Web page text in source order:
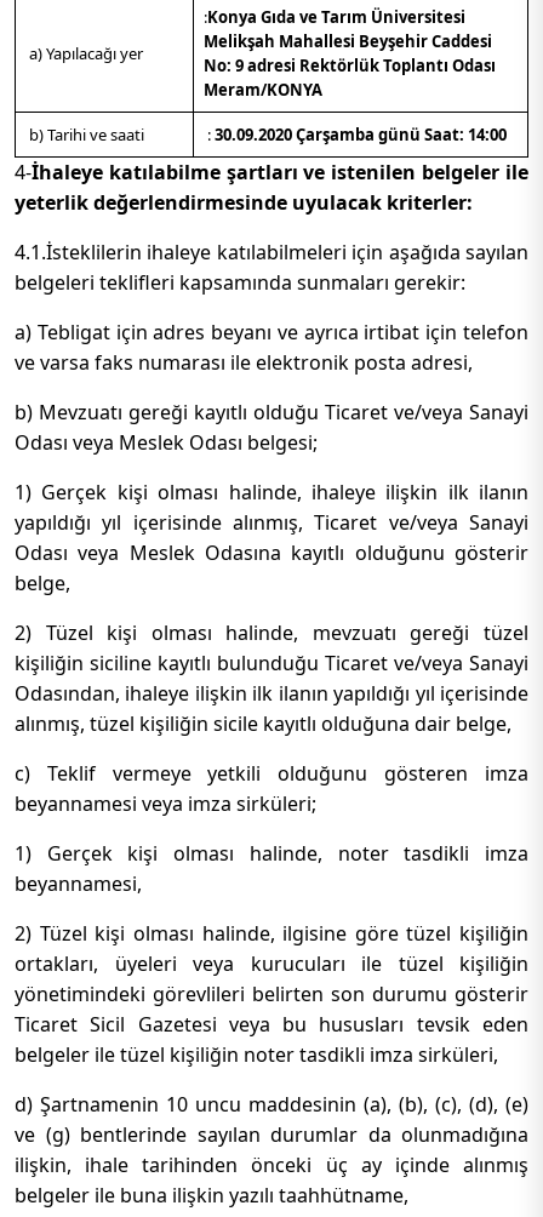
a) Yapılacağı yer
:Konya Gıda ve Tarım Üniversitesi
Melikşah Mahallesi Beyşehir Caddesi
No: 9 adresi Rektörlük Toplantı Odası
Meram/KONYA
b) Tarihi ve saati :30.09.2020 Çarşamba günü Saat: 14:00
4-İhaleye katılabilme şartları ve istenilen belgeler ile
yeterlik değerlendirmesinde uyulacak kriterler:
4.1.İsteklilerin ihaleye katılabilmeleri için aşağıda sayılan
belgeleri teklifleri kapsamında sunmaları gerekir:
a) Tebligat için adres beyanı ve ayrıca irtibat için telefon
ve varsa faks numarası ile elektronik posta adresi,
b) Mevzuatı gereği kayıtlı olduğu Ticaret ve/veya Sanayi
Odası veya Meslek Odası belgesi;
1) Gerçek kişi olması halinde, ihaleye ilişkin ilk ilanın
yapıldığı yıl içerisinde alınmış, Ticaret ve/veya Sanayi
Odası veya Meslek Odasına kayıtlı olduğunu gösterir
belge,
2) Tüzel kişi olması halinde, mevzuatı gereği tüzel
kişiliğin siciline kayıtlı bulunduğu Ticaret ve/veya Sanayi
Odasından, ihaleye ilişkin ilk ilanın yapıldığı yıl içerisinde
alınmış, tüzel kişiliğin sicile kayıtlı olduğuna dair belge,
c) Teklif vermeye yetkili olduğunu gösteren imza
beyannamesi veya imza sirküleri;
1) Gerçek kişi olması halinde, noter tasdikli imza
beyannamesi,
2) Tüzel kişi olması halinde, ilgisine göre tüzel kişiliğin
ortakları, üyeleri veya kurucuları ile tüzel kişiliğin
yönetimindeki görevlileri belirten son durumu gösterir
Ticaret Sicil Gazetesi veya bu hususları tevsik eden
belgeler ile tüzel kişiliğin noter tasdikli imza sirküleri,
d) Şartnamenin 10 uncu maddesinin (a), (b), (c), (d), (e)
ve (g) bentlerinde sayılan durumlar da olunmadığına
ilişkin, ihale tarihinden önceki üç ay içinde alınmış
belgeler ile buna ilişkin yazılı taahhütname,